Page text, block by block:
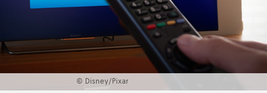
© Disney/Pixar